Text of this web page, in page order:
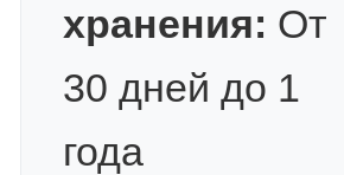
хранения: От
30 дней до 1
года